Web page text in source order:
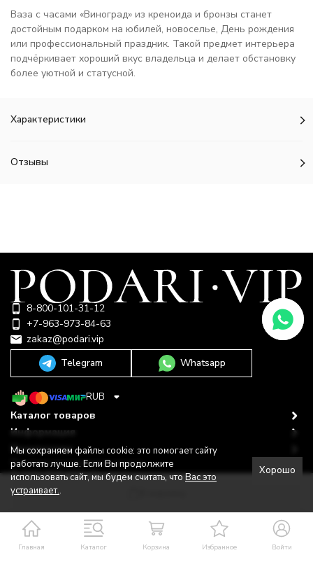
Ваза с часами «Виноград» из креноида и бронзы станет
достойным подарком на юбилей, новоселье, День рождения
или профессиональный праздник. Такой предмет интерьера
подчёркивает хороший вкус владельца и делает обстановку
более уютной и статусной.
Характеристики
Отзывы
Главная Каталог Корзина Избранное Войти
8-800-101-31-12
+7-963-973-84-63
zakaz@podari.vip
Telegram
Whatsapp
RUB
Каталог товаров
Информация
Покупателю
Политика персональных данных
© 2009-2026 ООО "Подари"
Разработано в bodysite.ru
Мы сохраняем файлы cookie: это помогает сайту
работать лучше. Если Вы продолжите
использовать сайт, мы будем считать, чтоВас это
устраивает..
Хорошо